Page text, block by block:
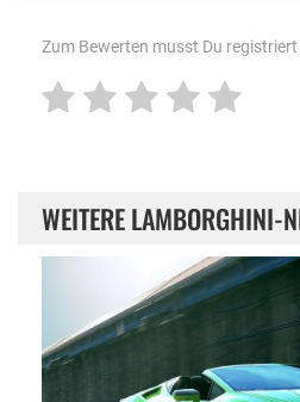
Zum Bewerten musst Du
WEITERE LAMBORGHINI-